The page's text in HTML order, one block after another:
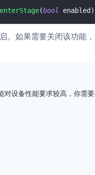
质量及可用性信息
对实时音频和视频画
打通
(bool enabled )
。如果需要关闭该功能
设备性能要求较高，你需